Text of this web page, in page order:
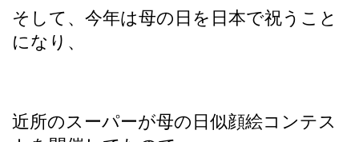
そして、今年は母の日を日本で祝うこと
になり、
近所のスーパーが母の日似顔絵コンテス